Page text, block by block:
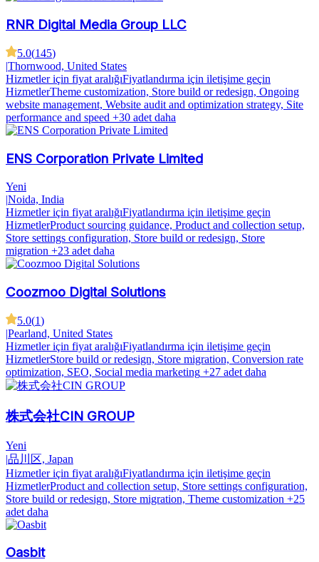
RNR Digital Media Group LLC
5.0(145)
|Thornwood, United States
Hizmetler için fiyat aralığıFiyatlandırma için iletişime geçin
HizmetlerTheme customization, Store build or redesign, Ongoing
website management, Website audit and optimization strategy, Site
performance and speed +30 adet daha
ENS Corporation Private Limited
Yeni
|Noida, India
Hizmetler için fiyat aralığıFiyatlandırma için iletişime geçin
HizmetlerProduct sourcing guidance, Product and collection setup,
Store settings configuration, Store build or redesign, Store
migration +23 adet daha
Coozmoo Digital Solutions
5.0(1)
|Pearland, United States
Hizmetler için fiyat aralığıFiyatlandırma için iletişime geçin
HizmetlerStore build or redesign, Store migration, Conversion rate
optimization, SEO, Social media marketing +27 adet daha
株式会社CIN GROUP
Yeni
|品川区, Japan
Hizmetler için fiyat aralığıFiyatlandırma için iletişime geçin
HizmetlerProduct and collection setup, Store settings configuration,
Store build or redesign, Store migration, Theme customization +25
adet daha
Oasbit